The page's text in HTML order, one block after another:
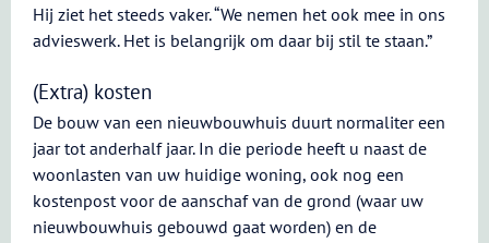
Hij ziet het steeds vaker. “We nemen het ook mee in ons
advieswerk. Het is belangrijk om daar bij stil te staan.”
(Extra) kosten
De bouw van een nieuwbouwhuis duurt normaliter een
jaar tot anderhalf jaar. In die periode heeft u naast de
woonlasten van uw huidige woning, ook nog een
kostenpost voor de aanschaf van de grond (waar uw
nieuwbouwhuis gebouwd gaat worden) en de